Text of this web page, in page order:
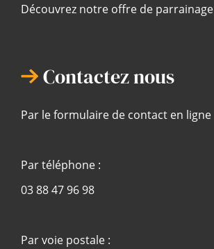
Découvrez notre offre de parrainage
Contactez nous
Par le formulaire de contact en ligne
Par téléphone :
03 88 47 96 98
Par voie postale :